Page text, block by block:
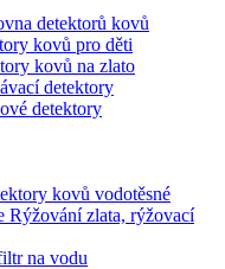
detektorů kovů
kovů pro děti
kovů na zlato
detektory
detektory
kovů vodotěsné
Rýžování zlata, rýžovací
na vodu